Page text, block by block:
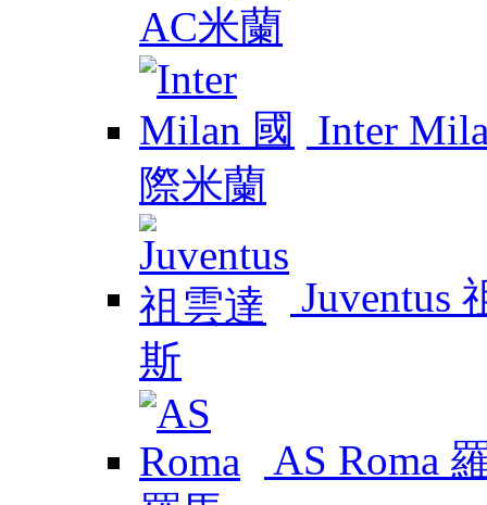
Inter
Juventus
AS Roma